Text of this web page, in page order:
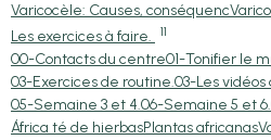
Varicocèle: Causes, conséquenc
Les exercices à faire.
11
00-Contacts du centre01-Tonifier le
03-Exercices de routine.03-Les vidéos
05-Semaine 3 et 4.06-Semaine 5 et 6.
África té de hierbasPlantas africanas